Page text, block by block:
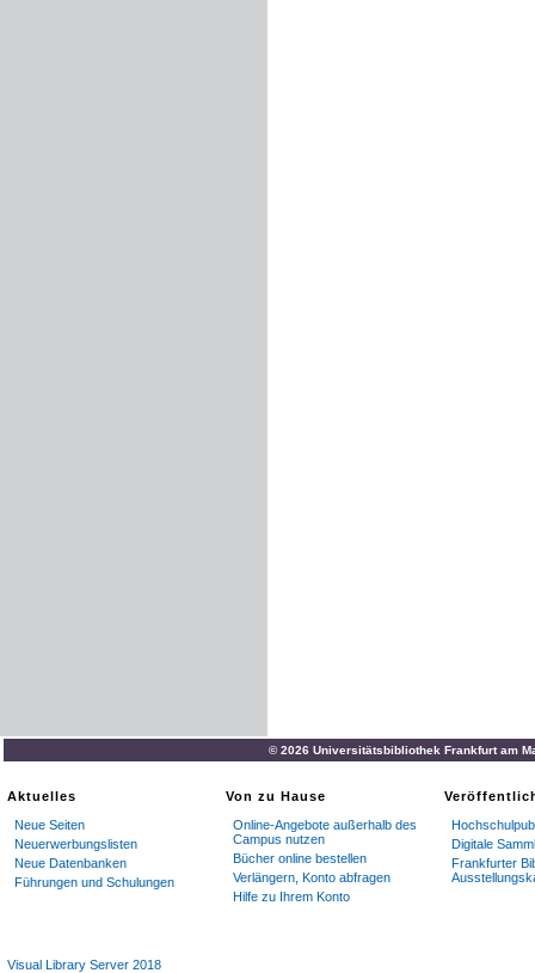
© 2026 Universitätsbibliothek Frankfurt am
Aktuelles
Neue Seiten
Neuerwerbungslisten
Neue Datenbanken
Führungen und Schulungen
Von zu Hause
Online-Angebote außerhalb des
Campus nutzen
Bücher online bestellen
Verlängern, Konto abfragen
Hilfe zu Ihrem Konto
Digitale
Frankfurter
Visual Library Server 2018